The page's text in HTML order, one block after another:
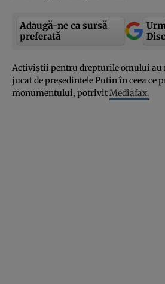
Adaugă-ne ca sursă
preferată
Activiştii pentru drepturile omului
jucat de preşedintele Putin în ceea ce
monumentului, potrivitMediafax.